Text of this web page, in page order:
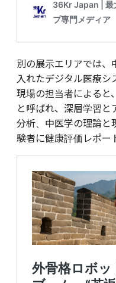
別の展示エリアでは、
入れたデジタル医療シ
現場の担当者によると
と呼ばれ、深層学習
分析、中医学の理論と
験者に健康評価レポー